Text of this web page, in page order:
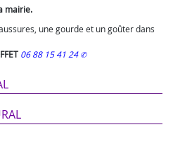
mairie.
une gourde et un goûter dans
06 88 15 41 24